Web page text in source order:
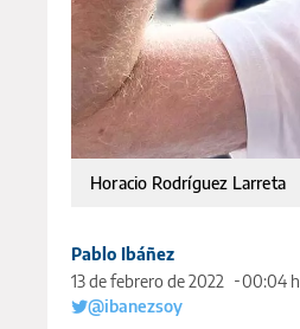
Horacio Rodríguez Larreta
Pablo Ibáñez
13 de febrero de 2022
00:04 h
@ibanezsoy